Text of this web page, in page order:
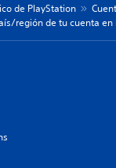
de PlayStation
región de tu cuenta en